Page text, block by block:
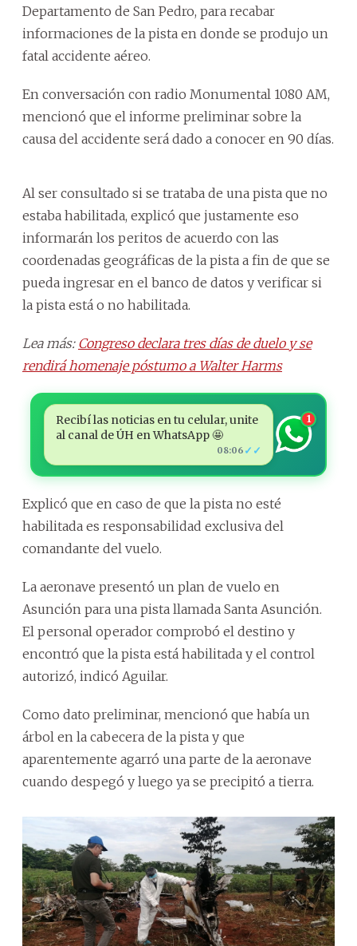
Departamento de San Pedro, para recabar
informaciones de la pista en donde se produjo un
fatal accidente aéreo.
En conversación con radio Monumental 1080 AM,
mencionó que el informe preliminar sobre la
causa del accidente será dado a conocer en 90 días.
Al ser consultado si se trataba de una pista que no
estaba habilitada, explicó que justamente eso
informarán los peritos de acuerdo con las
coordenadas geográficas de la pista a fin de que se
pueda ingresar en el banco de datos y verificar si
la pista está o no habilitada.
Lea más: Congreso declara tres días de duelo y se
rendirá homenaje póstumo a Walter Harms
Recibí las noticias en tu celular, unite
al canal de ÚH en WhatsApp 🤩
08:06 ✓✓
1
Explicó que en caso de que la pista no esté
habilitada es responsabilidad exclusiva del
comandante del vuelo.
La aeronave presentó un plan de vuelo en
Asunción para una pista llamada Santa Asunción.
El personal operador comprobó el destino y
encontró que la pista está habilitada y el control
autorizó, indicó Aguilar.
Como dato preliminar, mencionó que había un
árbol en la cabecera de la pista y que
aparentemente agarró una parte de la aeronave
cuando despegó y luego ya se precipitó a tierra.